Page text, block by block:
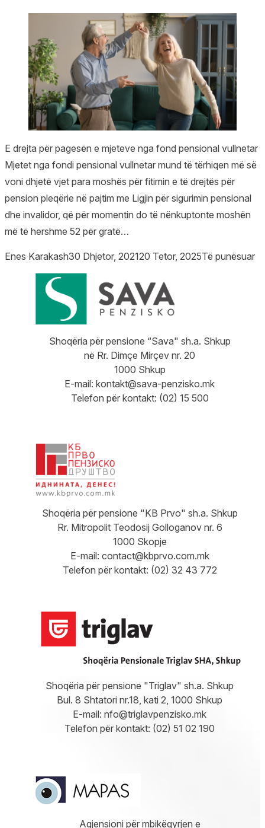
E drejta për pagesën e mjeteve nga fond pensional vullnetar
Mjetet nga fondi pensional vullnetar mund të tërhiqen më së
voni dhjetë vjet para moshës për fitimin e të drejtës për
pension pleqërie në pajtim me Ligjin për sigurimin pensional
dhe invalidor, që për momentin do të nënkuptonte moshën
më të hershme 52 për gratë…
Posted by
Enes Karakash30 Dhjetor, 202120 Tetor, 2025Posted in
Të punësuar
Shoqëria për pensione “Sava" sh.a. Shkup
në Rr. Dimçe Mirçev nr. 20
1000 Shkup
E-mail: kontakt@sava-penzisko.mk
Telefon për kontakt: (02) 15 500
Shoqëria për pensione "KB Prvo" sh.a. Shkup
Rr. Mitropolit Teodosij Golloganov nr. 6
1000 Skopje
E-mail: contact@kbprvo.com.mk
Telefon për kontakt: (02) 32 43 772
Shoqëria për pensione "Triglav" sh.a. Shkup
Bul. 8 Shtatori nr.18, kati 2, 1000 Shkup
E-mail: nfo@triglavpenzisko.mk
Telefon për kontakt: (02) 51 02 190
Agjensioni për mbikëqyrjen e